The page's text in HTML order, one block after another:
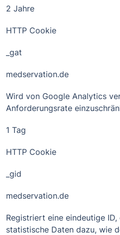
2 Jahre
HTTP Cookie
_gat
medservation.de
Wird von Google Analytics
Anforderungsrate
1 Tag
HTTP Cookie
_gid
medservation.de
Registriert eine eindeutige
statistische Daten dazu, wie